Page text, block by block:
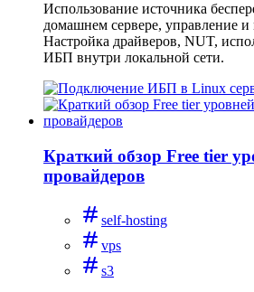
Использование источника
домашнем сервере, управление и
Настройка драйверов, NUT,
ИБП внутри локальной сети.
Краткий обзор Free tier
провайдеров
self-hosting
vps
s3